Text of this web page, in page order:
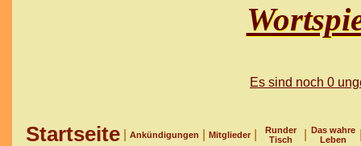
Es sind noch 0
Startseite Ankündigungen Mitglieder
Runder
Tisch
Das wahre
Leben